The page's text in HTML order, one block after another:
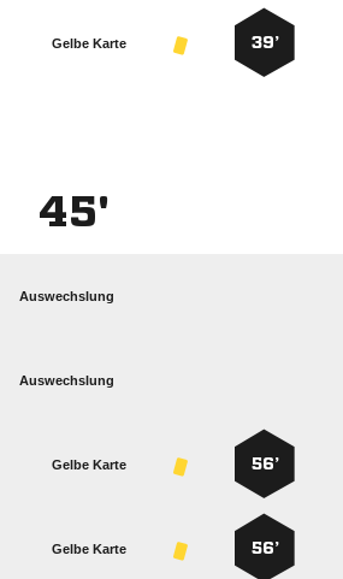
39’
Gelbe Karte
45'
Auswechslung
Auswechslung
56’
Gelbe Karte
56’
Gelbe Karte